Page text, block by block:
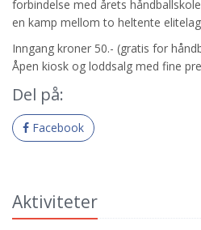
forbindelse med årets
en kamp mellom to heltente
Inngang kroner 50.- (gratis for
Åpen kiosk og loddsalg med fine
Del på:
Facebook
Aktiviteter